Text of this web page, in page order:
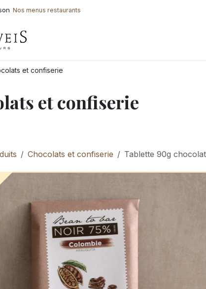
Nos menus restaurants
et confiserie
et confiserie
Chocolats et confiserie Tablette 90g